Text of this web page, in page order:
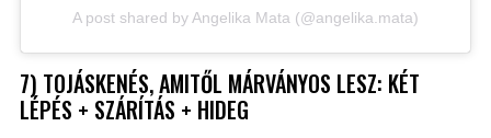
A post shared by Angelika Mata (@angelika.mata)
7) TOJÁSKENÉS, AMITŐL MÁRVÁNYOS LESZ: KÉT
LÉPÉS + SZÁRÍTÁS + HIDEG